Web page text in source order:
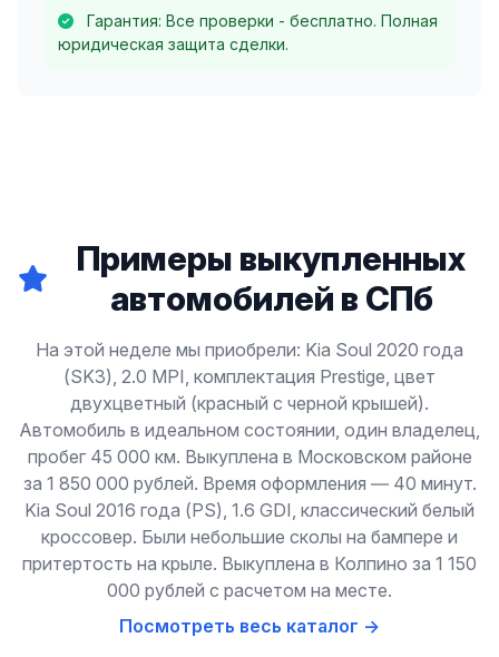
Гарантия: Все проверки - бесплатно. Полная
юридическая защита сделки.
Примеры выкупленных
автомобилей в СПб
На этой неделе мы приобрели: Kia Soul 2020 года
(SK3), 2.0 MPI, комплектация Prestige, цвет
двухцветный (красный с черной крышей).
Автомобиль в идеальном состоянии, один владелец,
пробег 45 000 км. Выкуплена в Московском районе
за 1 850 000 рублей. Время оформления — 40 минут.
Kia Soul 2016 года (PS), 1.6 GDI, классический белый
кроссовер. Были небольшие сколы на бампере и
притертость на крыле. Выкуплена в Колпино за 1 150
000 рублей с расчетом на месте.
Посмотреть весь каталог →